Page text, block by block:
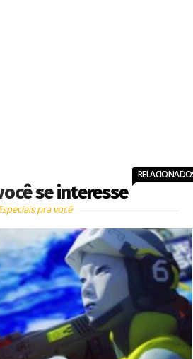
se interesse
pra você